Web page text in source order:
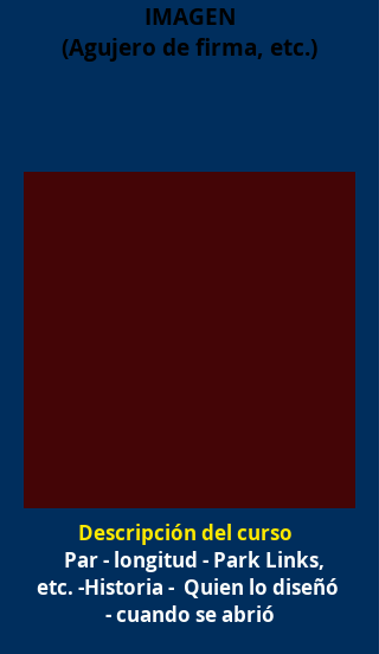
IMAGEN
(Agujero de firma, etc.)
Descripción del curso
Par - longitud - Park Links,
etc. -Historia - Quien lo diseñó
- cuando se abrió